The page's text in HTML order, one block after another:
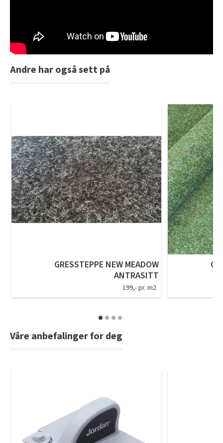
Andre har også sett på
GRESSTEPPE NEW MEADOW
ANTRASITT
199,- pr. m2
Våre anbefalinger for deg